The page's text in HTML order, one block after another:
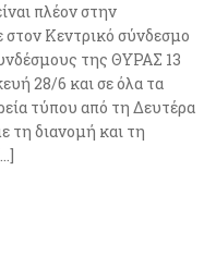
πλέον στην
στον Κεντρικό σύνδεσμο
της ΘΥΡΑΣ 13
28/6 και σε όλα τα
τύπου από τη Δευτέρα
τη διανομή και τη